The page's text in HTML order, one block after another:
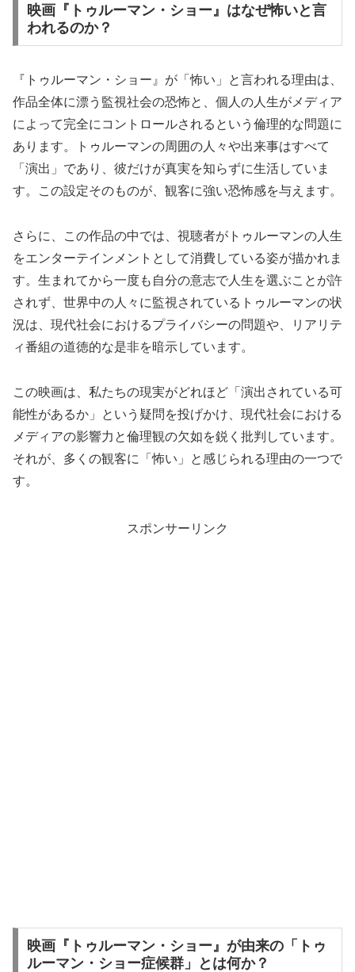
映画『トゥルーマン・ショー』はなぜ怖いと言
われるのか？
『トゥルーマン・ショー』が「怖い」と言われる理由は、
作品全体に漂う監視社会の恐怖と、個人の人生がメディア
によって完全にコントロールされるという倫理的な問題に
あります。トゥルーマンの周囲の人々や出来事はすべて
「演出」であり、彼だけが真実を知らずに生活していま
す。この設定そのものが、観客に強い恐怖感を与えます。
さらに、この作品の中では、視聴者がトゥルーマンの人生
をエンターテインメントとして消費している姿が描かれま
す。生まれてから一度も自分の意志で人生を選ぶことが許
されず、世界中の人々に監視されているトゥルーマンの状
況は、現代社会におけるプライバシーの問題や、リアリテ
ィ番組の道徳的な是非を暗示しています。
この映画は、私たちの現実がどれほど「演出されている可
能性があるか」という疑問を投げかけ、現代社会における
メディアの影響力と倫理観の欠如を鋭く批判しています。
それが、多くの観客に「怖い」と感じられる理由の一つで
す。
スポンサーリンク
映画『トゥルーマン・ショー』が由来の「トゥ
ルーマン・ショー症候群」とは何か？